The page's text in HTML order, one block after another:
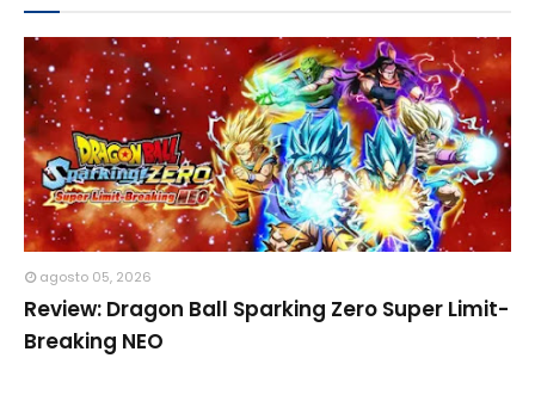
agosto 05, 2026
Review: Dragon Ball Sparking Zero Super Limit-
Breaking NEO